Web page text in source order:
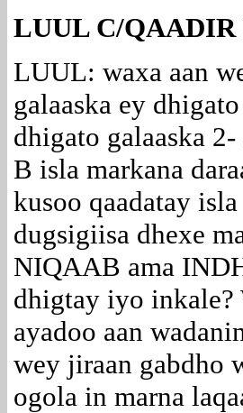
LUUL C/QAADIR
LUUL: waxa aan
galaaska ey
dhigato galaaska 2-
B isla markana
kusoo qaadatay
dugsigiisa dhexe
NIQAAB ama
dhigtay iyo inkale?
ayadoo aan
wey jiraan gabdho
ogola in marna